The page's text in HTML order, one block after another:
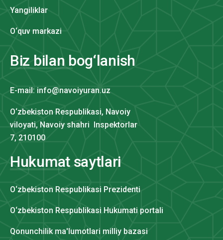
Yangiliklar
O‘quv markazi
Biz bilan bog‘lanish
E-mail: info@navoiyuran.uz
O‘zbekiston Respublikasi, Navoiy
viloyati, Navoiy shahri Inspektorlar
7, 210100
Hukumat saytlari
O‘zbekiston Respublikasi Prezidenti
O‘zbekiston Respublikasi Hukumati portali
Qonunchilik ma'lumotlari milliy bazasi